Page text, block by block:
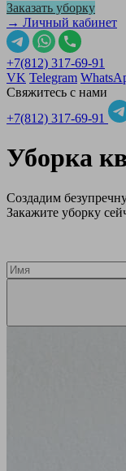
Заказать уборку
→ Личный кабинет
+7(812) 317-69-91
VK Telegram
Свяжитесь с нами
+7(812) 317-69-91
Уборка
Создадим
Закажите уборку